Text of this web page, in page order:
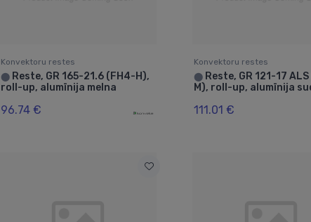
Konvektoru restes
⬤ Reste, GR 165-21.6 (FH4-H),
roll-up, alumīnija melna
96.74 €
Konvektoru restes
⬤ Reste, GR 121-17
M), roll-up, alumīnija
111.01 €